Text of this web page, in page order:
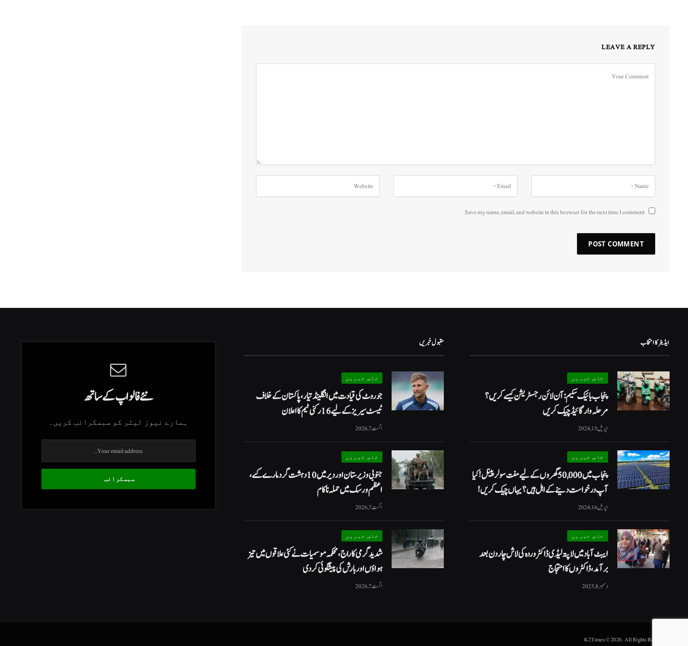
LEAVE A REPLY
Save my name, email, and website in this browser for the next time I comment.
ایڈیٹر کا انتخاب
خاص خبریں
پنجاب بائیک سکیم: آن لائن رجسٹریشن کیسے کریں؟
مرحلہ وار گائیڈ چیک کریں
اپریل 15, 2024
خاص خبریں
پنجاب میں 50,000 گھروں کے لیے مفت سولر پینل! کیا
آپ درخواست دینے کے اہل ہیں؟ یہاں چیک کریں!
اپریل 16, 2024
خاص خبریں
ایبٹ آباد میں لاپتہ لیڈی ڈاکٹر وردہ کی لاش چار دن بعد
برآمد، ڈاکٹروں کا احتجاج
دسمبر 8, 2025
مقبول خبریں
خاص خبریں
جو روٹ کی قیادت میں انگلینڈ تیار، پاکستان کے خلاف
ٹیسٹ سیریز کے لیے 16 رکنی ٹیم کا اعلان
اگست 7, 2026
خاص خبریں
جنوبی وزیرستان اور دیر میں 10 دہشت گرد مارے گئے،
اعظم ورسک میں حملہ ناکام
اگست 7, 2026
خاص خبریں
شدید گرمی کا راج، محکمہ موسمیات نے کئی علاقوں میں تیز
ہواؤں اور بارش کی پیشگوئی کر دی
اگست 7, 2026
نئے فالو اپ کے ساتھ
ہمارے نیوز لیٹر کو سبسکرائب کریں۔